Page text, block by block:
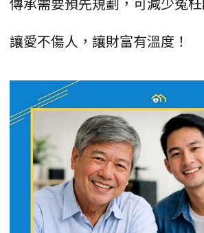
讓愛不傷人，讓財富有溫度！